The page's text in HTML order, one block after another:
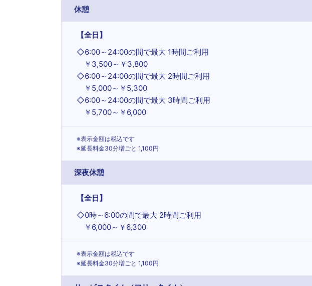
休憩
【全日】
◇6:00～24:00の間で最大 1時間ご利用
￥3,500～￥3,800
◇6:00～24:00の間で最大 2時間ご利用
￥5,000～￥5,300
◇6:00～24:00の間で最大 3時間ご利用
￥5,700～￥6,000
※表示金額は税込です
※延長料金30分増ごと 1,100円
深夜休憩
【全日】
◇0時～6:00の間で最大 2時間ご利用
￥6,000～￥6,300
※表示金額は税込です
※延長料金30分増ごと 1,100円